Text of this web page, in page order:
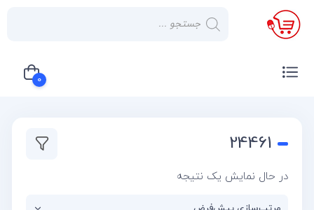
×
صفحه
صوتی و
0
24461
در حال نمایش یک نتیجه